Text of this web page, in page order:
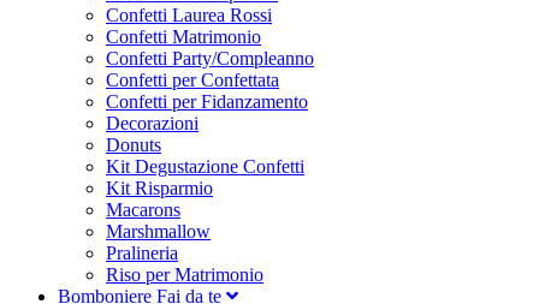
Confetti Laurea Rossi
Confetti Matrimonio
Confetti Party/Compleanno
Confetti per Confettata
Confetti per Fidanzamento
Decorazioni
Donuts
Kit Degustazione Confetti
Kit Risparmio
Macarons
Marshmallow
Pralineria
Riso per Matrimonio
Bomboniere Fai da te